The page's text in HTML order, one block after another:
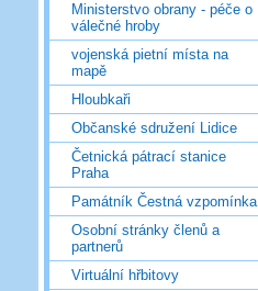
Ministerstvo obrany - péče o
válečné hroby
vojenská pietní místa na
mapě
Hloubkaři
Občanské sdružení Lidice
Četnická pátrací stanice
Praha
Památník Čestná vzpomínka
Osobní stránky členů a
partnerů
Virtuální hřbitovy